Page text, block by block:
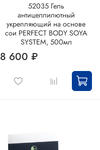
52035 Гель
антицеллилютный
укрепляющий на основе
сои PERFECT BODY SOYA
SYSTEM, 500мл
8 600 ₽